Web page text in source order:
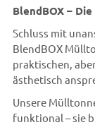
BlendBOX –
Schluss mit
BlendBOX
praktischen,
ästhetisch
Unsere
funktional – sie